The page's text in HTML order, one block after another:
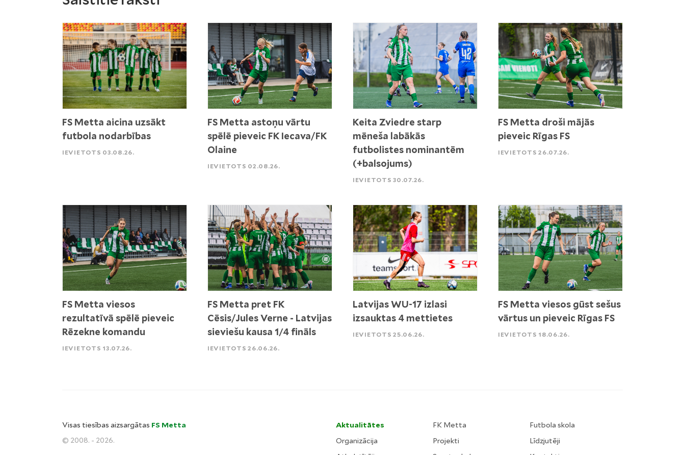
FS Metta aicina uzsākt
futbola nodarbības
IEVIETOTS 03.08.26.
FS Metta astoņu vārtu
spēlē pieveic FK Iecava/FK
Olaine
IEVIETOTS 02.08.26.
Keita Zviedre starp
mēneša labākās
futbolistes nominantēm
(+balsojums)
IEVIETOTS 30.07.26.
FS Metta droši mājās
pieveic Rīgas FS
IEVIETOTS 26.07.26.
FS Metta viesos
rezultatīvā spēlē pieveic
Rēzekne komandu
IEVIETOTS 13.07.26.
FS Metta pret FK
Cēsis/Jules Verne - Latvijas
sieviešu kausa 1/4 fināls
IEVIETOTS 26.06.26.
Latvijas WU-17 izlasi
izsauktas 4 mettietes
IEVIETOTS 25.06.26.
FS Metta viesos gūst sešus
vārtus un pieveic Rīgas FS
IEVIETOTS 18.06.26.
Visas tiesības aizsargātas FS Metta
© 2008. - 2026.
Aktualitātes
Organizācija
FK Metta
Projekti
Futbola skola
Līdzjutēji